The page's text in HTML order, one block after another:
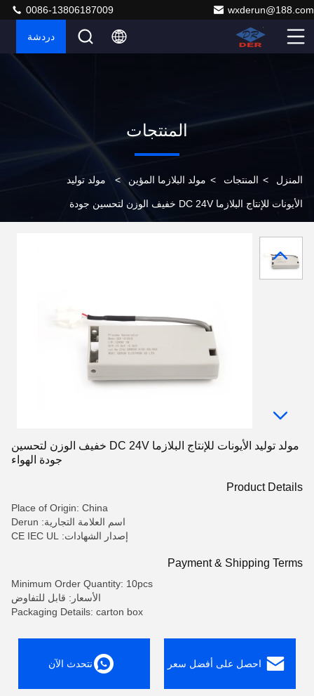
wxderun@188.com
0086-13806187009
دردشة
المنتجات
المنزل > المنتجات > مولد البلازما المؤين > مولد توليد
الأيونات للإنتاج البلازما DC 24V خفيف الوزن لتحسين جودة
مولد توليد الأيونات للإنتاج البلازما DC 24V خفيف الوزن لتحسين
جودة الهواء
Product Details
Place of Origin: China
اسم العلامة التجارية: Derun
إصدار الشهادات: CE IEC UL
Payment & Shipping Terms
Minimum Order Quantity: 10pcs
الأسعار: قابل للتفاوض
Packaging Details: carton box
احصل على أفضل سعر نتحدث الآن